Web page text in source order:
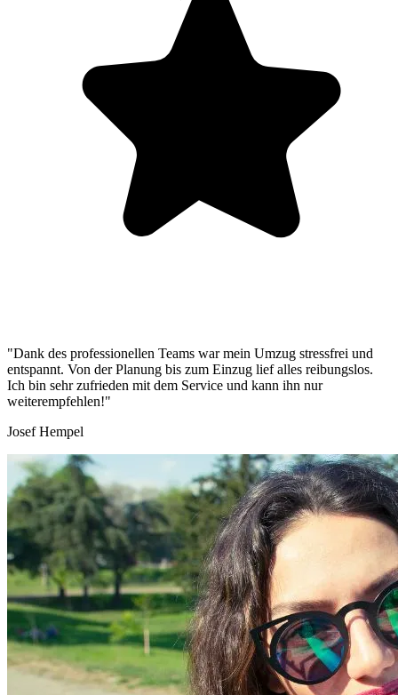
"Dank des professionellen Teams war mein Umzug stressfrei und
entspannt. Von der Planung bis zum Einzug lief alles reibungslos.
Ich bin sehr zufrieden mit dem Service und kann ihn nur
weiterempfehlen!"
Josef Hempel